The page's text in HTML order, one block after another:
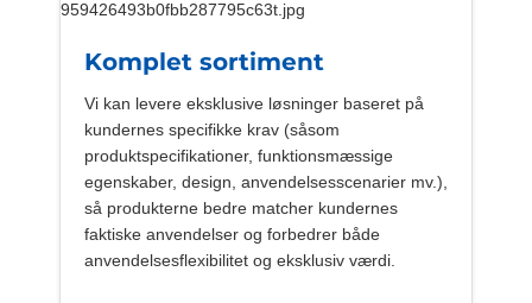
Komplet sortiment
Vi kan levere eksklusive løsninger baseret på
kundernes specifikke krav (såsom
produktspecifikationer, funktionsmæssige
egenskaber, design, anvendelsesscenarier mv.),
så produkterne bedre matcher kundernes
faktiske anvendelser og forbedrer både
anvendelsesflexibilitet og eksklusiv værdi.